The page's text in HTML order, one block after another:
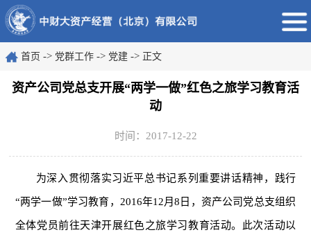
首页 -> 党群工作 -> 党建 -> 正文
资产公司党总支开展“两学一做”红色之旅学习教育活
动
时间：2017-12-22
为深入贯彻落实习近平总书记系列重要讲话精神，践行
“两学一做”学习教育，2016年12月8日，资产公司党总支组织
全体党员前往天津开展红色之旅学习教育活动。此次活动以